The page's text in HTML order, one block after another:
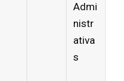
Admi
nistr
ativa
s